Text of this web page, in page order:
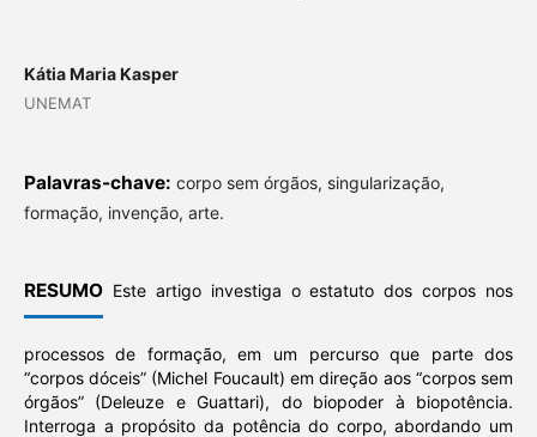
Kátia Maria Kasper
UNEMAT
Palavras-chave: corpo sem órgãos, singularização,
formação, invenção, arte.
RESUMOEste artigo investiga o estatuto dos corpos nos
processos de formação, em um percurso que parte dos
“corpos dóceis” (Michel Foucault) em direção aos “corpos sem
órgãos” (Deleuze e Guattari), do biopoder à biopotência.
Interroga a propósito da potência do corpo, abordando um